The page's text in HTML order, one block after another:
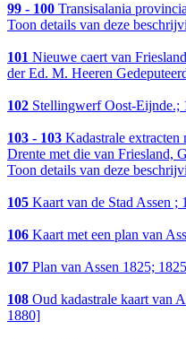
99 - 100 Transisalania
Toon details van deze
101 Nieuwe caert van
der Ed. M. Heeren
102 Stellingwerf Oost-Eijnde.;
103 - 103 Kadastrale
Drente met die van Friesland,
Toon details van deze
105 Kaart van de Stad Assen ;
106 Kaart met een plan van
107 Plan van Assen 1825; 1825
108 Oud kadastrale kaart van
1880]